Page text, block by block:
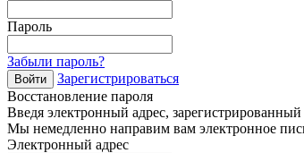
Пароль
Забыли пароль?
Войти
Зарегистрироваться
Восстановление пароля
Введя электронный адрес,
Мы немедленно направим вам электронное
Электронный адрес